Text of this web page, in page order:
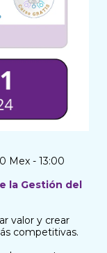
Mex - 13:00
la Gestión del
valor y crear
competitivas.